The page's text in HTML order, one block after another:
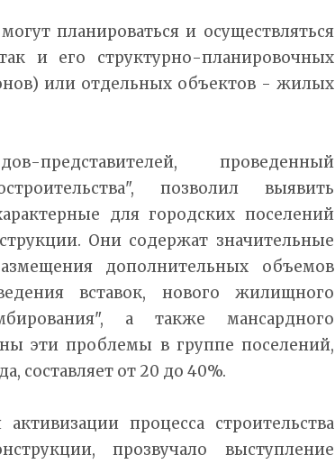
планироваться и осуществляться
и его структурно-планировочных
или отдельных объектов - жилых
представителей, проведенный
позволил выявить
для городских поселений
Они содержат значительные
дополнительных объемов
вставок, нового жилищного
а также мансардного
эти проблемы в группе поселений,
составляет от 20 до 40%.
процесса строительства
прозвучало выступление